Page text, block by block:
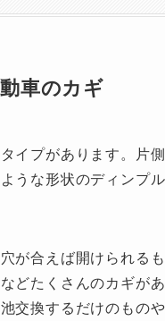
車のカギ
イプがあります。片
うな形状のディンプ
が合えば開けられる
どたくさんのカギが
交換するだけのもの